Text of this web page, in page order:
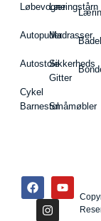
Løbevogne
Autopuder
Autostole
Cykel
Barnestol
Læringstårn
Madrasser
Sikkerheds
Gitter
Småmøbler